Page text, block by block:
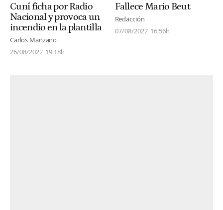
Cuní ficha por Radio
Nacional y provoca un
incendio en la plantilla
Carlos Manzano
26/08/2022 19:18h
Fallece Mario Beut
Redacción
07/08/2022 16:56h